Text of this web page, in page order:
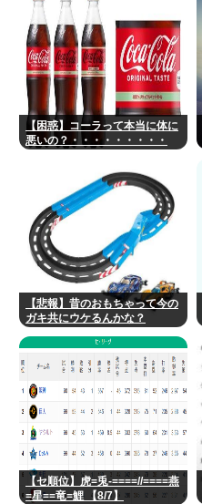
【困惑】コーラって本当に体に
悪いの？・・・・・・・・・
【悲報】昔のおもちゃって今の
ガキ共にウケるんかな？
【セ順位】虎=兎-====//====燕
=星==竜=鯉 【8/7】